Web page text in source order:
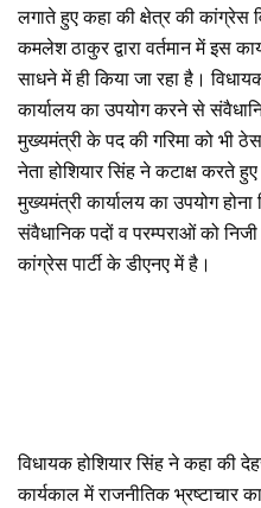
लगाते हुए कहा की क्षेत्र की कांग्रेस
कमलेश ठाकुर द्वारा वर्तमान में इस
साधने में ही किया जा रहा है।
कार्यालय का उपयोग करने से
मुख्यमंत्री के पद की गरिमा को भी
नेता होशियार सिंह ने कटाक्ष करते
मुख्यमंत्री कार्यालय का उपयोग
संवैधानिक पदों व परम्पराओं को
कांग्रेस पार्टी के डीएनए में है।
विधायक होशियार सिंह ने कहा की
कार्यकाल में राजनीतिक भ्रष्टाचार